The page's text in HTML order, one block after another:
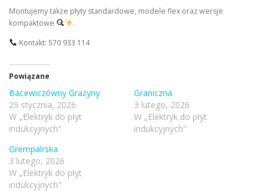
Montujemy także płyty standardowe, modele flex oraz wersje
kompaktowe
.
Kontakt: 570 933 114
Powiązane
Bacewiczówny Grażyny
29 stycznia, 2026
W „Elektryk do płyt
indukcyjnych"
Graniczna
3 lutego, 2026
W „Elektryk do płyt
indukcyjnych"
Grempalrska
3 lutego, 2026
W „Elektryk do płyt
indukcyjnych"